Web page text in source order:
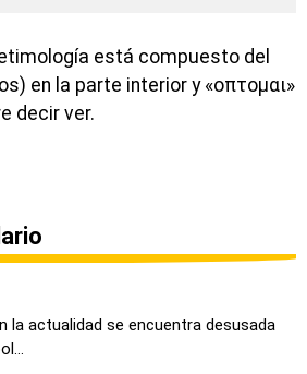
está compuesto del
en la parte interior y «οπτομαι»
decir ver.
la actualidad se encuentra desusada